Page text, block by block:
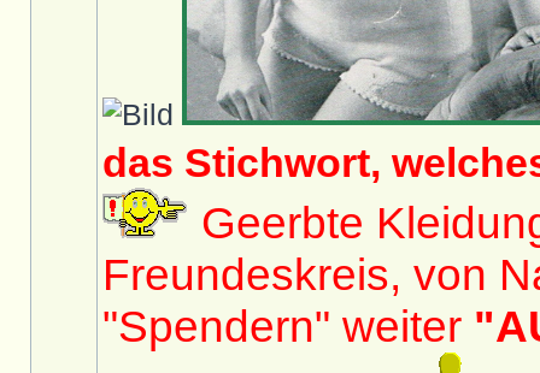
das Stichwort,
Geerbte
Freundeskreis, von
"Spendern" weiter